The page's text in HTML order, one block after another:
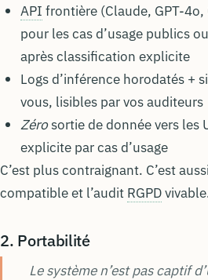
API frontière (Claude, GPT-4o,
pour les cas d’usage publics
après classification explicite
Logs d’inférence horodatés +
vous, lisibles par vos auditeurs
Zérosortie de donnée vers les
explicite par cas d’usage
C’est plus contraignant. C’est
compatible et l’audit RGPD
2. Portabilité
Le système n’est pas captif